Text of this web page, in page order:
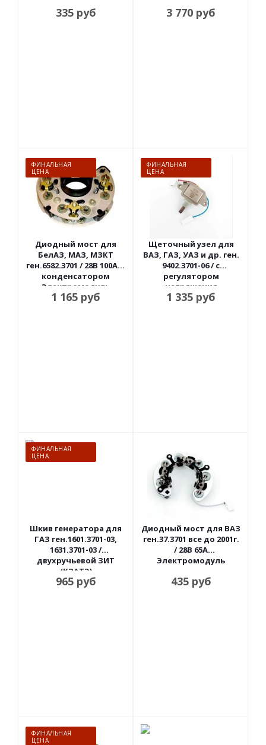
335руб 3 770 руб
ФИНАЛЬНАЯ
ЦЕНА
Диодный мост для
БелАЗ, МАЗ, МЗКТ
ген.6582.3701 / 28В 100А, с
конденсатором
Электромодуль
1 165 руб
ФИНАЛЬНАЯ
ЦЕНА
Щеточный узел для
ВАЗ, ГАЗ, УАЗ и др. ген.
9402.3701-06 / с
регулятором
напряжения
Электромодуль
1 335 руб
ФИНАЛЬНАЯ
ЦЕНА
Шкив генератора для
ГАЗ ген.1601.3701-03,
1631.3701-03 /
двухручьевой ЗИТ
(КЗАТЭ)
965руб
Диодный мост для ВАЗ
ген.37.3701 все до 2001г.
/ 28В 65А
Электромодуль
435руб
ФИНАЛЬНАЯ
ЦЕНА